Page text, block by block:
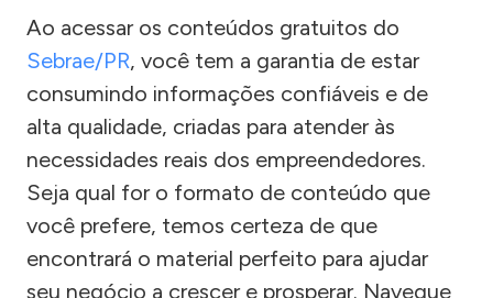
Ao acessar os conteúdos gratuitos do
Sebrae/PR, você tem a garantia de estar
consumindo informações confiáveis e de
alta qualidade, criadas para atender às
necessidades reais dos empreendedores.
Seja qual for o formato de conteúdo que
você prefere, temos certeza de que
encontrará o material perfeito para ajudar
seu negócio a crescer e prosperar. Navegue